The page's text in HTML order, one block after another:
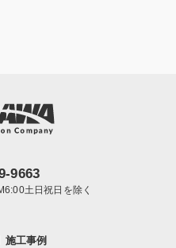
9663
土日祝日を除く
施工事例